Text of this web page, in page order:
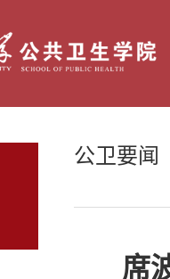
公卫要闻
席